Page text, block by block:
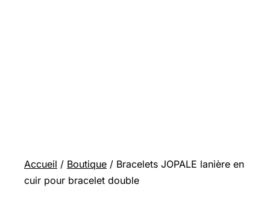
Accueil / Boutique / Bracelets JOPALE lanière en
cuir pour bracelet double